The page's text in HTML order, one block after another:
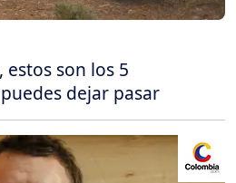
estos son los 5
dejar pasar